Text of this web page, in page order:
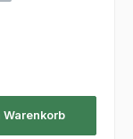
Warenkorb